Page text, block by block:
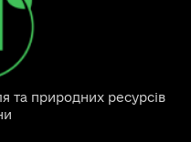
та природних ресурсів